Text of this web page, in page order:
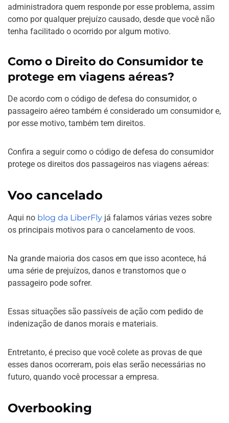
administradora quem responde por esse problema, assim
como por qualquer prejuízo causado, desde que você não
tenha facilitado o ocorrido por algum motivo.
Como o Direito do Consumidor te
protege em viagens aéreas?
De acordo com o código de defesa do consumidor, o
passageiro aéreo também é considerado um consumidor e,
por esse motivo, também tem direitos.
Confira a seguir como o código de defesa do consumidor
protege os direitos dos passageiros nas viagens aéreas:
Voo cancelado
Aqui no blog da LiberFly já falamos várias vezes sobre
os principais motivos para o cancelamento de voos.
Na grande maioria dos casos em que isso acontece, há
uma série de prejuízos, danos e transtornos que o
passageiro pode sofrer.
Essas situações são passíveis de ação com pedido de
indenização de danos morais e materiais.
Entretanto, é preciso que você colete as provas de que
esses danos ocorreram, pois elas serão necessárias no
futuro, quando você processar a empresa.
Overbooking